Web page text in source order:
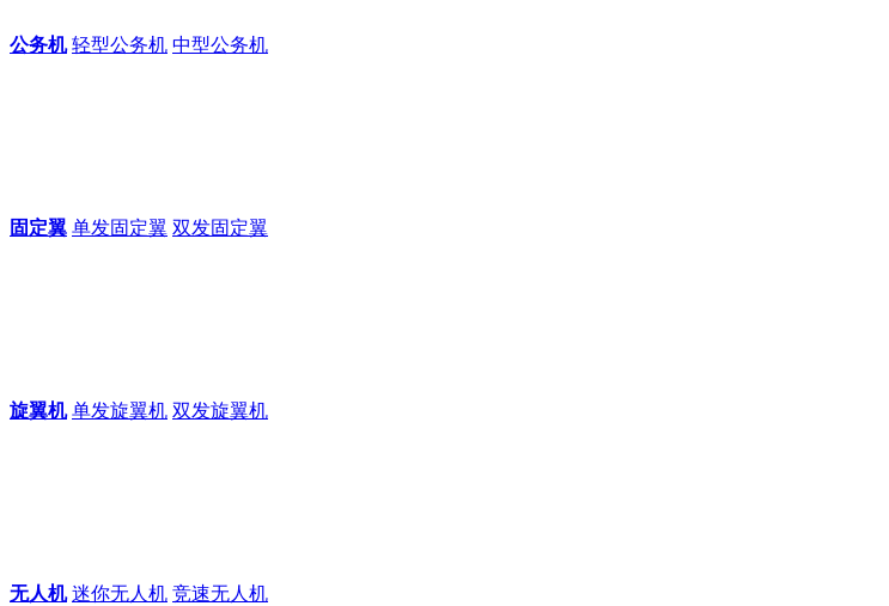
公务机 轻型公务机 中型公务机
固定翼 单发固定翼 双发固定翼
旋翼机 单发旋翼机 双发旋翼机
无人机 迷你无人机 竞速无人机